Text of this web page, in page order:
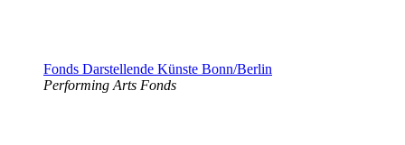
Fonds Darstellende Künste Bonn/Berlin
Performing Arts Fonds